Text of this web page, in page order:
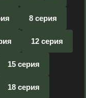
8 серия
12 серия
15 серия
18 серия